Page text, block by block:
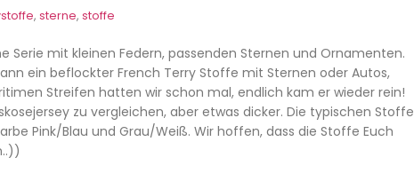
,sterne,stoffe
mit kleinen Federn, passenden Sternen und Ornamenten.
ein beflockter French Terry Stoffe mit Sternen oder Autos,
Streifen hatten wir schon mal, endlich kam er wieder rein!
zu vergleichen, aber etwas dicker. Die typischen Stoffe
Pink/Blau und Grau/Weiß. Wir hoffen, dass die Stoffe Euch